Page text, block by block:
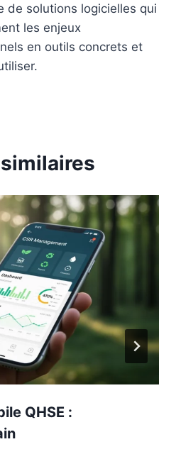
de solutions logicielles qui
les enjeux
en outils concrets et
QHSE :